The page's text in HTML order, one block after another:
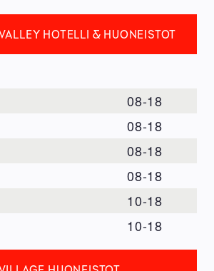
HOTELLI & HUONEISTOT
08-18
08-18
08-18
08-18
10-18
10-18